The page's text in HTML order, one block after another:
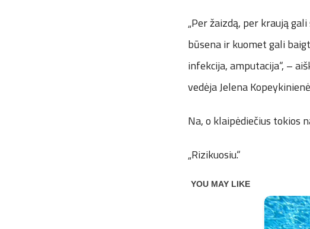
„Per žaizdą, per kraują
būsena ir kuomet gali
infekcija, amputacija“, –
vedėja Jelena
Na, o klaipėdiečius tokios
„Rizikuosiu.“